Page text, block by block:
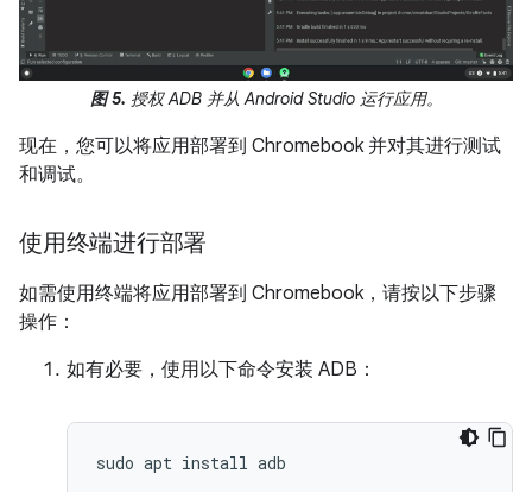
图 5. 授权 ADB 并从 Android Studio 运行应用。
现在，您可以将应用部署到 Chromebook 并对其进行测试
和调试。
使用终端进行部署
如需使用终端将应用部署到 Chromebook，请按以下步骤
操作：
如有必要，使用以下命令安装 ADB：